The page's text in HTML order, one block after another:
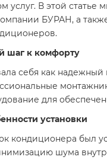
услуг. В этой статье
БУРАН, а
шаг к комфорту
себя как надежный
для
установки
кондиционера был
шума